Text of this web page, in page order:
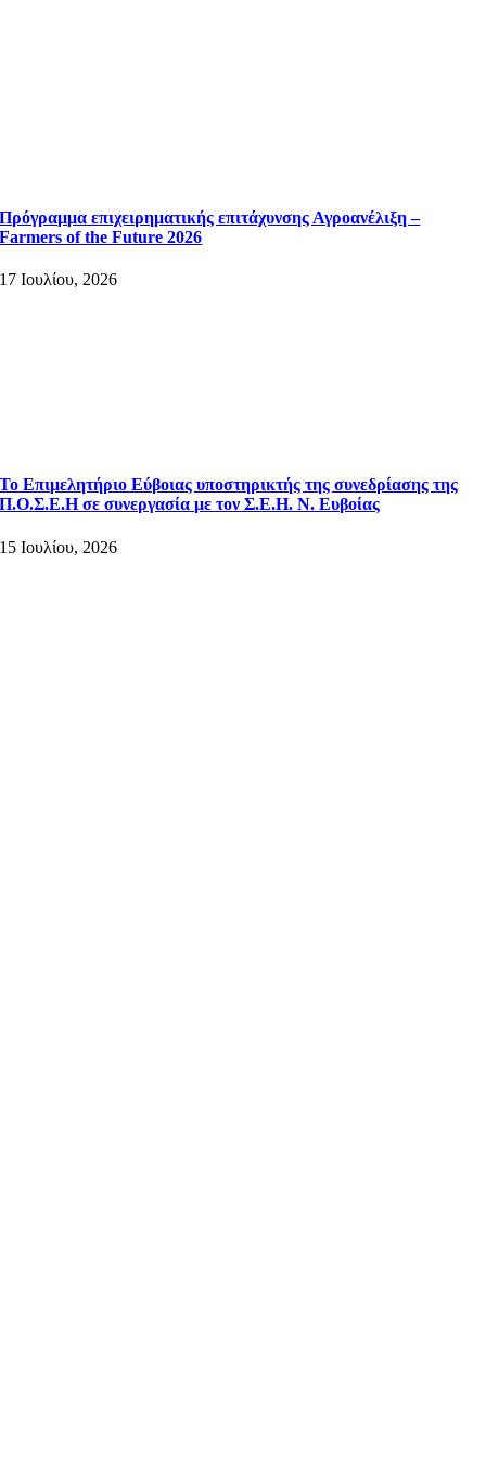
Πρόγραμμα επιχειρηματικής επιτάχυνσης Αγροανέλιξη –
Farmers of the Future 2026
17 Ιουλίου, 2026
Το Επιμελητήριο Εύβοιας υποστηρικτής της συνεδρίασης της
Π.Ο.Σ.Ε.Η σε συνεργασία με τον Σ.Ε.Η. Ν. Ευβοίας
15 Ιουλίου, 2026